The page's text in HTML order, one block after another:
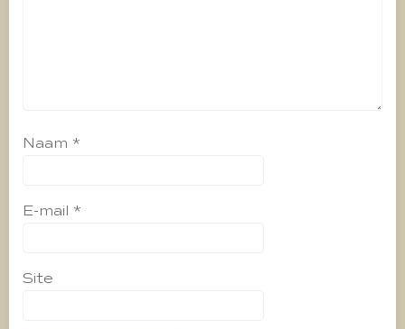
Naam *
E-mail *
Site